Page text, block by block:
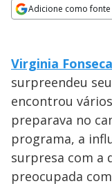
Adicione como
Virginia Fonseca
surpreendeu
encontrou
preparava no
programa, a
surpresa com a
preocupada